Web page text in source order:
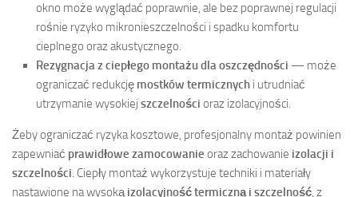
okno może wyglądać poprawnie, ale bez poprawnej regulacji
rośnie ryzyko mikronieszczelności i spadku komfortu
cieplnego oraz akustycznego.
Rezygnacja z ciepłego montażu dla oszczędności — może
ograniczać redukcję mostków termicznych i utrudniać
utrzymanie wysokiej szczelności oraz izolacyjności.
Żeby ograniczać ryzyka kosztowe, profesjonalny montaż powinien
zapewniać prawidłowe zamocowanie oraz zachowanie izolacji i
szczelności. Ciepły montaż wykorzystuje techniki i materiały
nastawione na wysokąizolacyjność termiczną i szczelność, z